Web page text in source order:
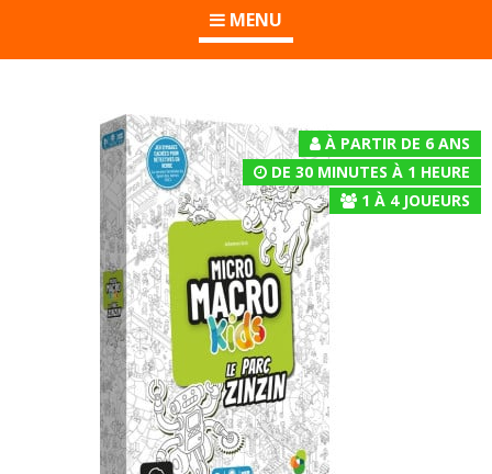
MENU
À PARTIR DE 6 ANS
DE 30 MINUTES À 1 HEURE
1 À 4JOUEURS